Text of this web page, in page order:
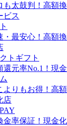
も太鼓判！高額
ビス
・最安心！高額
トギフト
還元率No.1！現
よりもお得！高
店
金率保証！現金